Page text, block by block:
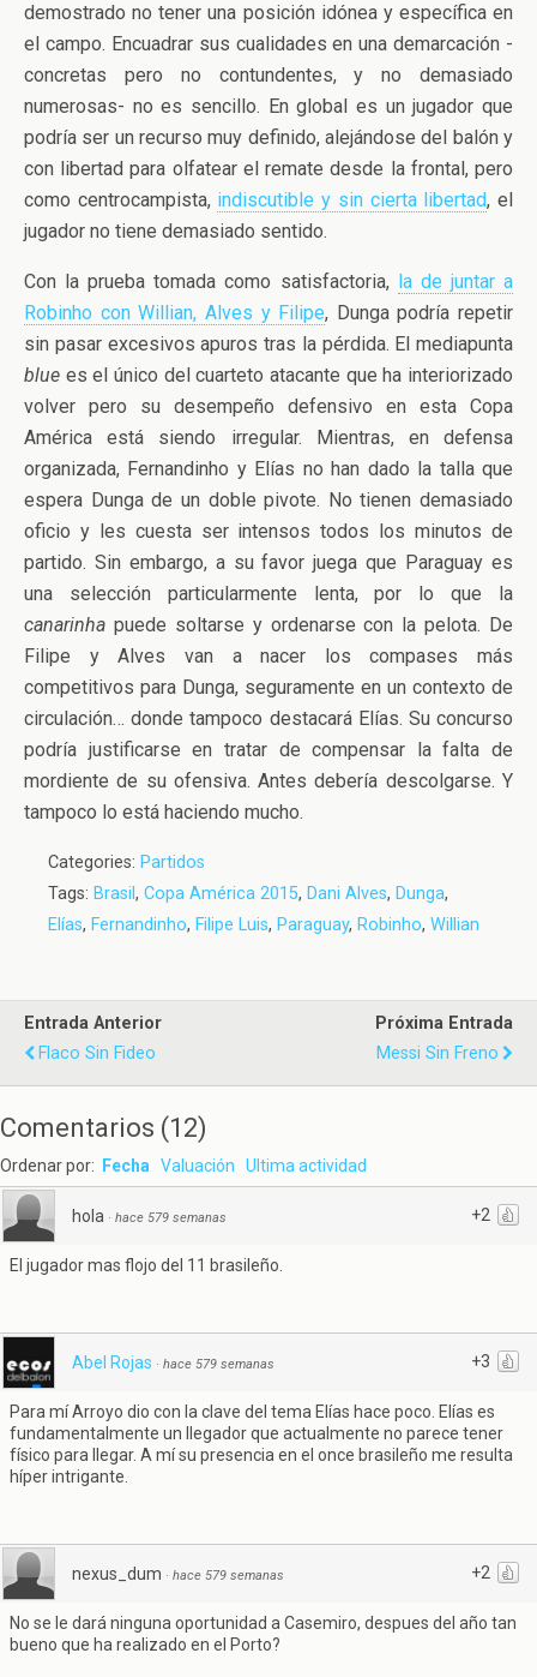
demostrado no tener una posición idónea y específica en
el campo. Encuadrar sus cualidades en una demarcación -
concretas pero no contundentes, y no demasiado
numerosas- no es sencillo. En global es un jugador que
podría ser un recurso muy definido, alejándose del balón y
con libertad para olfatear el remate desde la frontal, pero
como centrocampista, indiscutible y sin cierta libertad, el
jugador no tiene demasiado sentido.
Con la prueba tomada como satisfactoria, la de juntar a
Robinho con Willian, Alves y Filipe, Dunga podría repetir
sin pasar excesivos apuros tras la pérdida. El mediapunta
blue es el único del cuarteto atacante que ha interiorizado
volver pero su desempeño defensivo en esta Copa
América está siendo irregular. Mientras, en defensa
organizada, Fernandinho y Elías no han dado la talla que
espera Dunga de un doble pivote. No tienen demasiado
oficio y les cuesta ser intensos todos los minutos de
partido. Sin embargo, a su favor juega que Paraguay es
una selección particularmente lenta, por lo que la
canarinha puede soltarse y ordenarse con la pelota. De
Filipe y Alves van a nacer los compases más
competitivos para Dunga, seguramente en un contexto de
circulación… donde tampoco destacará Elías. Su concurso
podría justificarse en tratar de compensar la falta de
mordiente de su ofensiva. Antes debería descolgarse. Y
tampoco lo está haciendo mucho.
Categories: Partidos
Tags: Brasil , Copa América 2015, Dani Alves, Dunga,
Elías, Fernandinho, Filipe Luis, Paraguay, Robinho, Willian
Entrada Anterior
Flaco Sin Fideo
Próxima Entrada
Messi Sin Freno
Comentarios (12)
Ordenar por: Fecha Valuación Ultima actividad
+2
hola · hace 579 semanas
El jugador mas flojo del 11 brasileño.
+3
Abel Rojas · hace 579 semanas
Para mí Arroyo dio con la clave del tema Elías hace poco. Elías es
fundamentalmente un llegador que actualmente no parece tener
físico para llegar. A mí su presencia en el once brasileño me resulta
híper intrigante.
+2
nexus_dum · hace 579 semanas
No se le dará ninguna oportunidad a Casemiro, despues del año tan
bueno que ha realizado en el Porto?